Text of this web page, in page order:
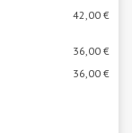
42,00 €
36,00 €
36,00 €